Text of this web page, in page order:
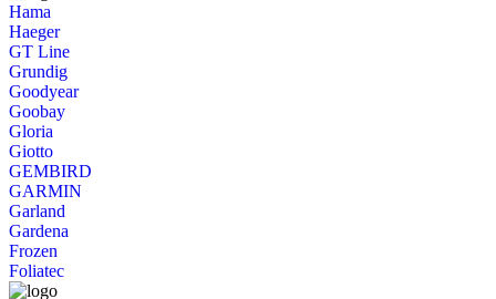
Hama
Haeger
GT Line
Grundig
Goodyear
Goobay
Gloria
Giotto
GEMBIRD
GARMIN
Garland
Gardena
Frozen
Foliatec